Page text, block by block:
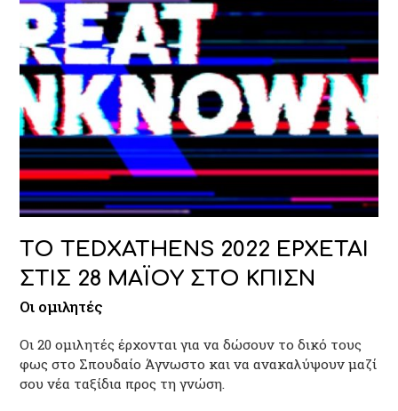
ΤΟ TEDXATHENS 2022 ΕΡΧΕΤΑΙ
ΣΤΙΣ 28 ΜΑΪΟΥ ΣΤΟ ΚΠΙΣΝ
Οι ομιλητές
Οι 20 ομιλητές έρχονται για να δώσουν το δικό τους
φως στο Σπουδαίο Άγνωστο και να ανακαλύψουν μαζί
σου νέα ταξίδια προς τη γνώση.